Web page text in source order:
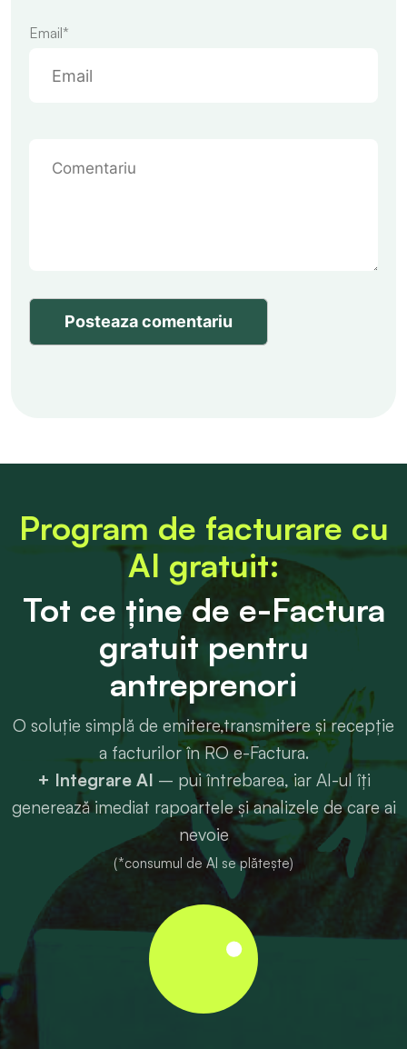
Email*
Posteaza comentariu
Program de facturare cu
AI gratuit:
Tot ce ține de e-Factura
gratuit pentru
antreprenori
O soluție simplă de emitere,transmitere și recepție
a facturilor în RO e-Factura.
+ Integrare AI – pui întrebarea, iar AI-ul îți
generează imediat rapoartele și analizele de care ai
nevoie
(*consumul de AI se plătește)